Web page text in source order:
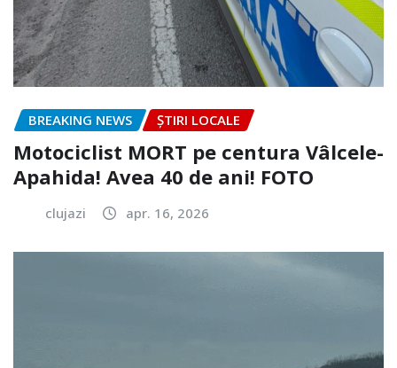
BREAKING NEWS ȘTIRI LOCALE
Motociclist MORT pe centura Vâlcele-
Apahida! Avea 40 de ani! FOTO
clujazi apr. 16, 2026